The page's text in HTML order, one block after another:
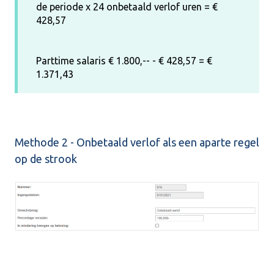
de periode x 24 onbetaald verlof uren = €
428,57
Parttime salaris € 1.800,-- - € 428,57 = €
1.371,43
Methode 2 - Onbetaald verlof als een aparte regel
op de strook